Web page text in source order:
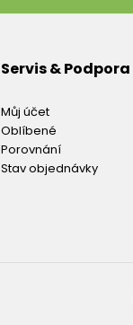
Servis & Podpora
Můj účet
Oblíbené
Porovnání
Stav objednávky